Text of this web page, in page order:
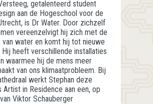
getalenteerd student
aan de Hogeschool voor de
is Dr Water. Door zichzelf
vereenzelvigt hij zich met de
van water en komt hij tot nieuwe
Hij heeft verschillende installaties
waarmee hij de mens meer
van ons klimaatprobleem. Bij
werkt Stephan deze
Artist in Residence aan een, op
Viktor Schauberger